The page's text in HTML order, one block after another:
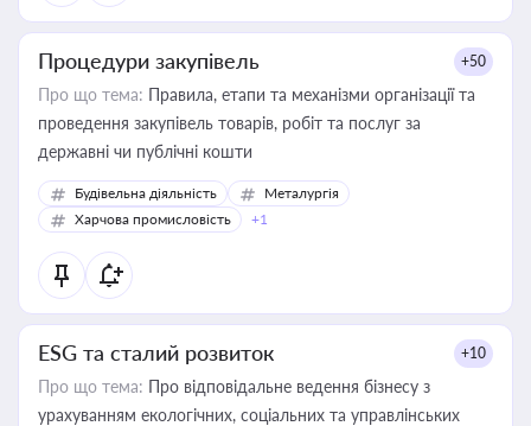
Процедури закупівель +50
Про що тема: Правила, етапи та механізми організації та
проведення закупівель товарів, робіт та послуг за
державні чи публічні кошти
Будівельна діяльність
Металургія
Харчова промисловість
+1
ESG та сталий розвиток +10
Про що тема: Про відповідальне ведення бізнесу з
урахуванням екологічних, соціальних та управлінських